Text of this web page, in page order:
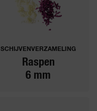
SCHIJVENVERZAMELING
Raspen
6 mm